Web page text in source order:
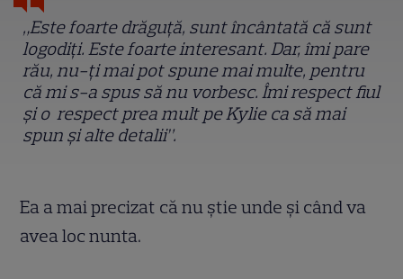
„Este foarte drăguță, sunt încântată că sunt
logodiți. Este foarte interesant. Dar, îmi pare
rău, nu-ți mai pot spune mai multe, pentru
că mi s-a spus să nu vorbesc. Îmi respect fiul
și o respect prea mult pe Kylie ca să mai
spun și alte detalii”.
Ea a mai precizat că nu știe unde și când va
avea loc nunta.